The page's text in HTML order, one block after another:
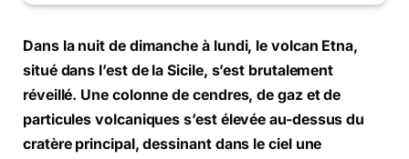
Dans la nuit de dimanche à lundi, le volcan Etna,
situé dans l’est de la Sicile, s’est brutalement
réveillé. Une colonne de cendres, de gaz et de
particules volcaniques s’est élevée au-dessus du
cratère principal, dessinant dans le ciel une